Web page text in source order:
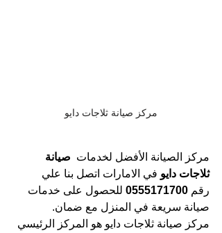
مركز صيانة ثلاجات دايو
مركز الصيانة الأفضل لخدمات صيانة
ثلاجات دايو في الامارات اتصل بنا علي
رقم 0555171700 للحصول على خدمات
صيانة سريعة في المنزل مع ضمان.
مركز صيانة ثلاجات دايو هو المركز الرئيسي